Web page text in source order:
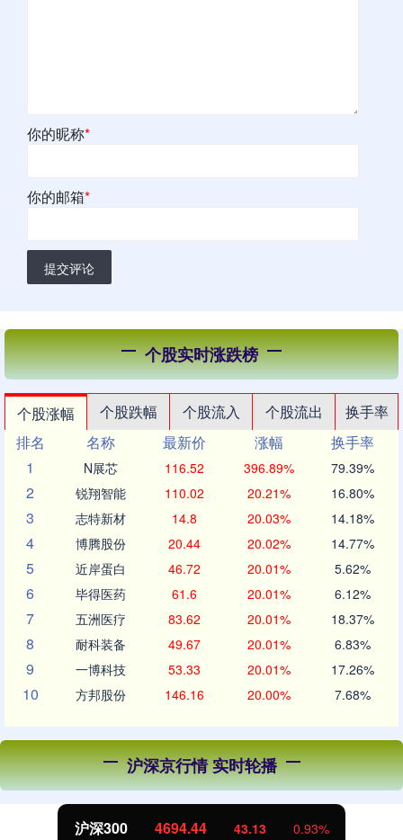
你的昵称*
你的邮箱*
提交评论
个股实时涨跌榜
个股涨幅 个股跌幅 个股流入 个股流出
换手率
排名
名称 最新价 涨幅
换手率
1
N展芯 116.52 396.89% 79.39%
2 锐翔智能 110.02 20.21% 16.80%
3 志特新材 14.8 20.03% 14.18%
4 博腾股份 20.44 20.02% 14.77%
5 近岸蛋白 46.72 20.01% 5.62%
6 毕得医药 61.6 20.01% 6.12%
7 五洲医疗 83.62 20.01% 18.37%
8 耐科装备 49.67 20.01% 6.83%
9 一博科技 53.33 20.01% 17.26%
10 方邦股份 146.16 20.00% 7.68%
沪深京行情 实时轮播
沪深300 4694.44 43.13 0.93%